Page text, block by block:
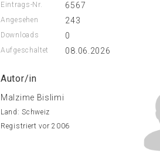
Eintrags-Nr. 6567
Angesehen 243
Downloads 0
Aufgeschaltet 08.06.2026
Autor/in
Malzime Bislimi
Land: Schweiz
Registriert vor 2006